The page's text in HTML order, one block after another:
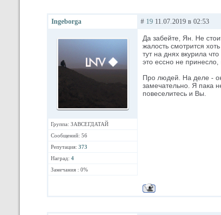
Ingeborga
Группа: ЗАВСЕГДАТАЙ
Сообщений: 56
Репутация: 373
Наград: 4
Замечания : 0%
# 19 11.07.2019 в 02:53
Да забейте, Ян. Не
жалость смотрится
тут на днях вкурила
это ессно не принесло,
Про людей. На деле -
замечательно. Я пака
повеселитесь и Вы.